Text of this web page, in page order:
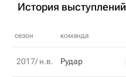
История выступлений
сезон команда
2017/ н.в. Рудар